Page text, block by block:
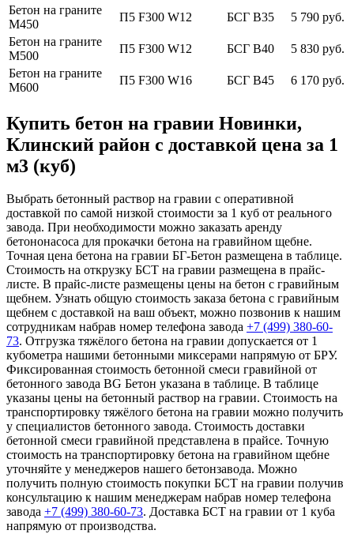
Бетон на граните
М450
П5 F300 W12 БСГ В35
5 790 руб.
Бетон на граните
М500
П5 F300 W12 БСГ В40
5 830 руб.
Бетон на граните
М600
П5 F300 W16 БСГ В45 6 170 руб.
Купить бетон на гравии Новинки,
Клинский район с доставкой цена за 1
м3 (куб)
Выбрать бетонный раствор на гравии с оперативной
доставкой по самой низкой стоимости за 1 куб от реального
завода. При необходимости можно заказать аренду
бетононасоса для прокачки бетона на гравийном щебне.
Точная цена бетона на гравии БГ-Бетон размещена в таблице.
Стоимость на открузку БСТ на гравии размещена в прайс-
листе. В прайс-листе размещены цены на бетон с гравийным
щебнем. Узнать общую стоимость заказа бетона с гравийным
щебнем с доставкой на ваш объект, можно позвонив к нашим
сотрудникам набрав номер телефона завода +7 (499) 380-60-
73. Отгрузка тяжёлого бетона на гравии допускается от 1
кубометра нашими бетонными миксерами напрямую от БРУ.
Фиксированная стоимость бетонной смеси гравийной от
бетонного завода BG Бетон указана в таблице. В таблице
указаны цены на бетонный раствор на гравии. Стоимость на
транспортировку тяжёлого бетона на гравии можно получить
у специалистов бетонного завода. Стоимость доставки
бетонной смеси гравийной представлена в прайсе. Точную
стоимость на транспортировку бетона на гравийном щебне
уточняйте у менеджеров нашего бетонзавода. Можно
получить полную стоимость покупки БСТ на гравии получив
консультацию к нашим менеджерам набрав номер телефона
завода +7 (499) 380-60-73. Доставка БСТ на гравии от 1 куба
напрямую от производства.